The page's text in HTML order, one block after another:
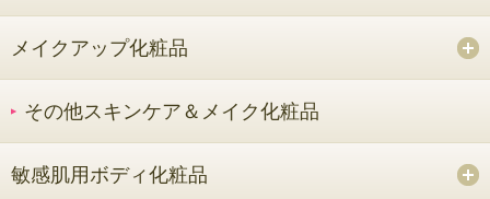
メイクアップ化粧品
その他スキンケア＆メイク化粧品
敏感肌用ボディ化粧品